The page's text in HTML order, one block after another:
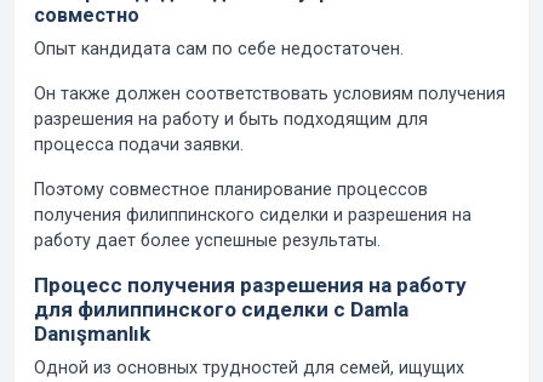
совместно
Опыт кандидата сам по себе недостаточен.
Он также должен соответствовать условиям получения
разрешения на работу и быть подходящим для
процесса подачи заявки.
Поэтому совместное планирование процессов
получения филиппинского сиделки и разрешения на
работу дает более успешные результаты.
Процесс получения разрешения на работу
для филиппинского сиделки с Damla
Danışmanlık
Одной из основных трудностей для семей, ищущих